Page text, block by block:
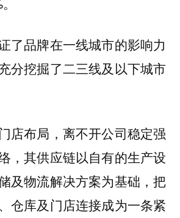
了品牌在一线城市的影响力
分挖掘了二三线及以下城市
店布局，离不开公司稳定强
，其供应链以自有的生产设
及物流解决方案为基础，把
仓库及门店连接成为一条紧